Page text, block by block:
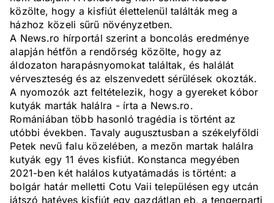
közölte, hogy a kisfiút élettelenül találták meg a
házhoz közeli sűrű növényzetben.
A News.ro hírportál szerint a boncolás eredménye
alapján hétfőn a rendőrség közölte, hogy az
áldozaton harapásnyomokat találtak, és halálát
vérveszteség és az elszenvedett sérülések okozták.
A nyomozók azt feltételezik, hogy a gyereket kóbor
kutyák marták halálra - írta a News.ro.
Romániában több hasonló tragédia is történt az
utóbbi években. Tavaly augusztusban a székelyföldi
Petek nevű falu közelében, a mezőn martak halálra
kutyák egy 11 éves kisfiút. Konstanca megyében
2021-ben két halálos kutyatámadás is történt: a
bolgár határ melletti Cotu Vaii településen egy utcán
játszó hatéves kisfiút egy gazdátlan eb, a tengerparti